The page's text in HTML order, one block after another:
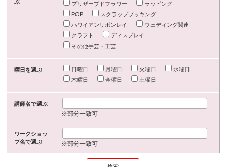
ぶ
プリザーブドフラワー
ラッピング
POP
スクラップブッキング
ハワイアンリボンレイ
ウェディング関連
クラフト
ディスプレイ
その他手芸・工芸
曜日を選ぶ 日曜日 月曜日 火曜日
水曜日
木曜日
金曜日 土曜日
講師名で選ぶ
※部分一致可
ワークショッ
プ名で選ぶ
※部分一致可